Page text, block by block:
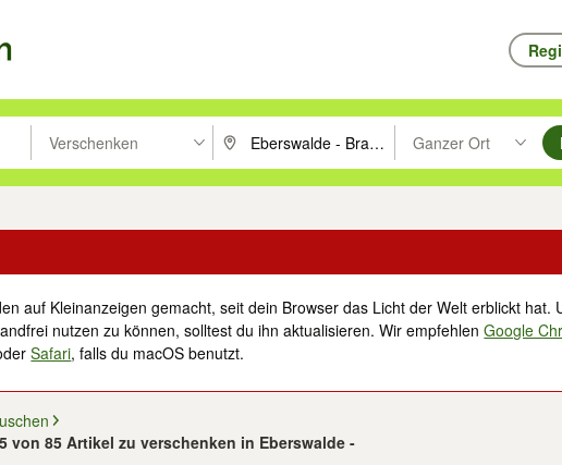
um zu suchen, oder Vorschläge mit den Pfeiltasten nach oben/unten
Verschenken PLZ oder Ort eingeben. Eingabetaste drücken
Ganzer Ort
Suche im Umkreis des
auf Kleinanzeigen gemacht, seit dein Browser das Licht der Welt erblickt hat.
nutzen zu können, solltest du ihn aktualisieren. Wir empfehlenGoogle
Safari, falls du macOS benutzt.
von 85 Artikel zu verschenken in Eberswalde -